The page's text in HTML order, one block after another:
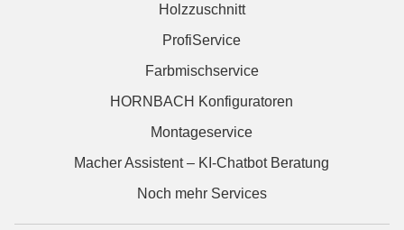
Holzzuschnitt
ProfiService
Farbmischservice
HORNBACH Konfiguratoren
Montageservice
Macher Assistent – KI-Chatbot Beratung
Noch mehr Services